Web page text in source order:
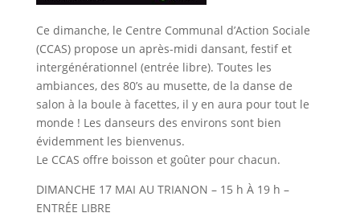
Ce dimanche, le Centre Communal d’Action Sociale
(CCAS) propose un après-midi dansant, festif et
intergénérationnel (entrée libre). Toutes les
ambiances, des 80’s au musette, de la danse de
salon à la boule à facettes, il y en aura pour tout le
monde ! Les danseurs des environs sont bien
évidemment les bienvenus.
Le CCAS offre boisson et goûter pour chacun.
DIMANCHE 17 MAI AU TRIANON – 15 h À 19 h –
ENTRÉE LIBRE